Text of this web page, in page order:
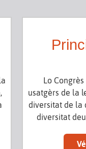
Lo
usatgèrs de la
diversitat de la
diversitat